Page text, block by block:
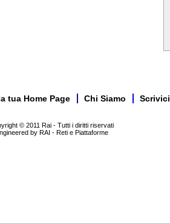
tua Home Page Chi Siamo Scrivici
© 2011 Rai - Tutti i diritti riservati
by RAI - Reti e Piattaforme